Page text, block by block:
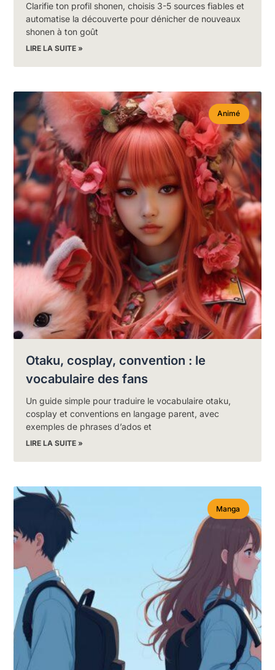
Clarifie ton profil shonen, choisis 3-5 sources fiables et
automatise la découverte pour dénicher de nouveaux
shonen à ton goût
LIRE LA SUITE »
Animé
Otaku, cosplay, convention : le
vocabulaire des fans
Un guide simple pour traduire le vocabulaire otaku,
cosplay et conventions en langage parent, avec
exemples de phrases d’ados et
LIRE LA SUITE »
Manga